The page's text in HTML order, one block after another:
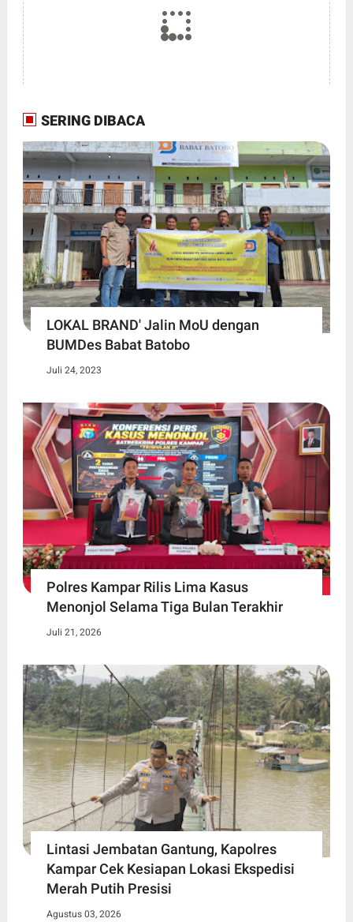
SERING DIBACA
LOKAL BRAND' Jalin MoU dengan
BUMDes Babat Batobo
Juli 24, 2023
Polres Kampar Rilis Lima Kasus
Menonjol Selama Tiga Bulan Terakhir
Juli 21, 2026
Lintasi Jembatan Gantung, Kapolres
Kampar Cek Kesiapan Lokasi Ekspedisi
Merah Putih Presisi
Agustus 03, 2026